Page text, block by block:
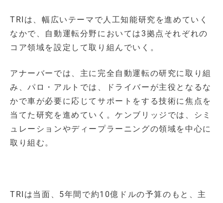
TRIは、幅広いテーマで人工知能研究を進めていく
なかで、自動運転分野においては3拠点それぞれの
コア領域を設定して取り組んでいく。
アナーバーでは、主に完全自動運転の研究に取り組
み、パロ・アルトでは、ドライバーが主役となるな
かで車が必要に応じてサポートをする技術に焦点を
当てた研究を進めていく。ケンブリッジでは、シミ
ュレーションやディープラーニングの領域を中心に
取り組む。
TRIは当面、5年間で約10億ドルの予算のもと、主